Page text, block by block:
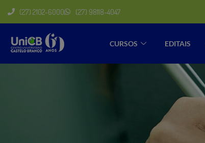
(27) 2102-6000 (27) 98118-4047
CURSOS EDITAIS